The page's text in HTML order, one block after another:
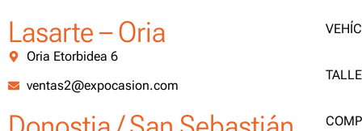
Lasarte – Oria
Oria Etorbidea 6
ventas2@expocasion.com